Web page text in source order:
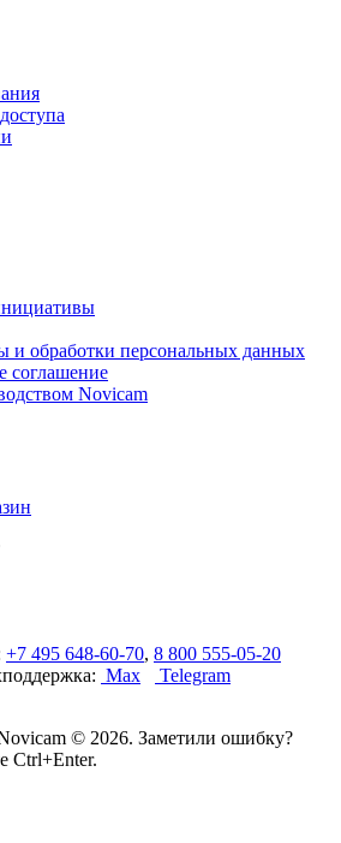
и обработки персональных данных
соглашение
Novicam
+7 495 648-60-70, 8 800 555-05-20
Max
Telegram
© 2026. Заметили ошибку?
Ctrl+Enter.